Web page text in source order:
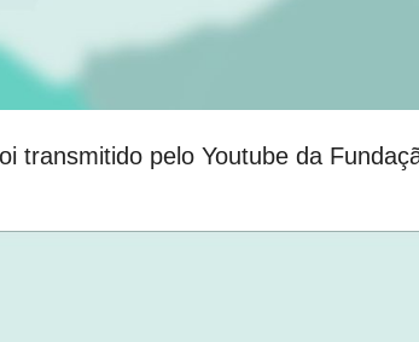
transmitido pelo Youtube da